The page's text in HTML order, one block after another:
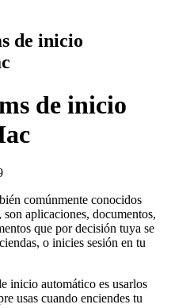
de inicio
de inicio
comúnmente conocidos
aplicaciones, documentos,
que por decisión tuya se
o inicies sesión en tu
inicio automático es usarlos
usas cuando enciendes tu